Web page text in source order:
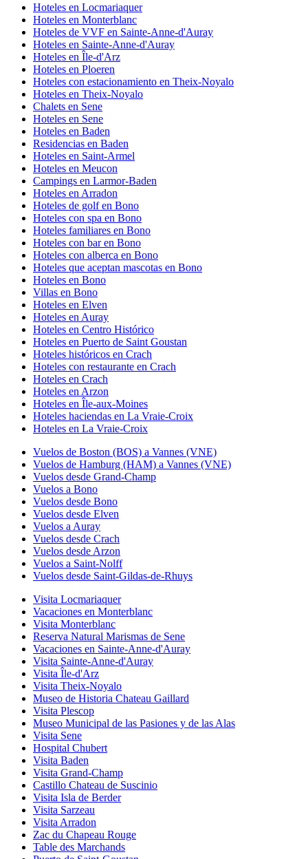
Hoteles en Locmariaquer
Hoteles en Monterblanc
Hoteles de VVF en Sainte-Anne-d'Auray
Hoteles en Sainte-Anne-d'Auray
Hoteles en Île-d'Arz
Hoteles en Ploeren
Hoteles con estacionamiento en Theix-Noyalo
Hoteles en Theix-Noyalo
Chalets en Sene
Hoteles en Sene
Hoteles en Baden
Residencias en Baden
Hoteles en Saint-Armel
Hoteles en Meucon
Campings en Larmor-Baden
Hoteles en Arradon
Hoteles de golf en Bono
Hoteles con spa en Bono
Hoteles familiares en Bono
Hoteles con bar en Bono
Hoteles con alberca en Bono
Hoteles que aceptan mascotas en Bono
Hoteles en Bono
Villas en Bono
Hoteles en Elven
Hoteles en Auray
Hoteles en Centro Histórico
Hoteles en Puerto de Saint Goustan
Hoteles históricos en Crach
Hoteles con restaurante en Crach
Hoteles en Crach
Hoteles en Arzon
Hoteles en Île-aux-Moines
Hoteles haciendas en La Vraie-Croix
Hoteles en La Vraie-Croix
Vuelos de Boston (BOS) a Vannes (VNE)
Vuelos de Hamburg (HAM) a Vannes (VNE)
Vuelos desde Grand-Champ
Vuelos a Bono
Vuelos desde Bono
Vuelos desde Elven
Vuelos a Auray
Vuelos desde Crach
Vuelos desde Arzon
Vuelos a Saint-Nolff
Vuelos desde Saint-Gildas-de-Rhuys
Visita Locmariaquer
Vacaciones en Monterblanc
Visita Monterblanc
Reserva Natural Marismas de Sene
Vacaciones en Sainte-Anne-d'Auray
Visita Sainte-Anne-d'Auray
Visita Île-d'Arz
Visita Theix-Noyalo
Museo de Historia Chateau Gaillard
Visita Plescop
Museo Municipal de las Pasiones y de las Alas
Visita Sene
Hospital Chubert
Visita Baden
Visita Grand-Champ
Castillo Chateau de Suscinio
Visita Isla de Berder
Visita Sarzeau
Visita Arradon
Zac du Chapeau Rouge
Table des Marchands